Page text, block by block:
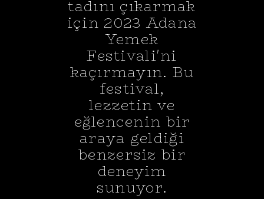
tadını çıkarmak
için 2023 Adana
Yemek
Festivali'ni
kaçırmayın. Bu
festival,
lezzetin ve
eğlencenin bir
araya geldiği
benzersiz bir
deneyim
sunuyor.